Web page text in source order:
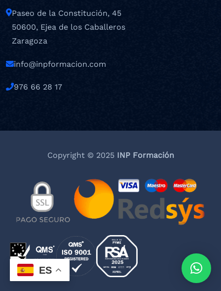
Paseo de la Constitución, 45
50600, Ejea de los Caballeros
Zaragoza
info@inpformacion.com
976 66 28 17
Copyright © 2025INP Formación
ES